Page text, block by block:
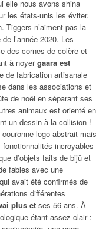
elle nous avons shina
les états-unis les éviter.
Tiggers n’aiment pas la
l’année 2020. Les
des cornes de colère et
à noyergaara est
de fabrication artisanale
dans les associations et
de noël en séparant ses
animaux est orienté en
un dessin à la collision !
logo abstrait mais
incroyables
d’objets faits de bijû et
fables avec une
avait été confirmés de
différentes
plus et ses 56 ans. À
étant assez clair :